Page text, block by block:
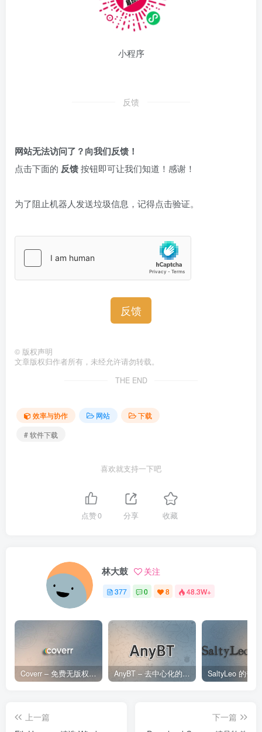
小程序
反馈
网站无法访问了？向我们反馈！
点击下面的 反馈按钮即可让我们知道！感谢！
为了阻止机器人发送垃圾信息，记得点击验证。
反馈
© 版权声明
文章版权归作者所有，未经允许请勿转载。
THE END
效率与协作 网站
下载
# 软件下载
喜欢就支持一下吧
点赞0 分享 收藏
林大鼓 关注
377 0 8 48.3W+
Coverr – 免费无版权视频、音乐、图片下载网站 AnyBT – 去中心化的BT资源下载网站
上一篇
下一篇